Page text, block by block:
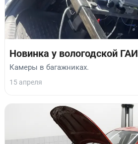
Новинка у вологодской ГАИ
Камеры в багажниках.
15 апреля